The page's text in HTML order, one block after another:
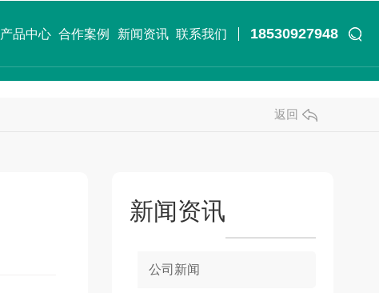
产品中心 合作案例 新闻资讯 联系我们 18530927948
返回
新闻资讯
公司新闻